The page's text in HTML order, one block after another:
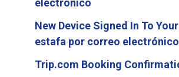
electrónico
New Device Signed In To
estafa por correo electrónico
Trip.com Booking